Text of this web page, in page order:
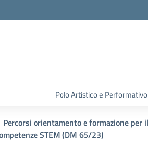
Polo Artistico e Performativo
Percorsi orientamento e formazione per
STEM (DM 65/23)